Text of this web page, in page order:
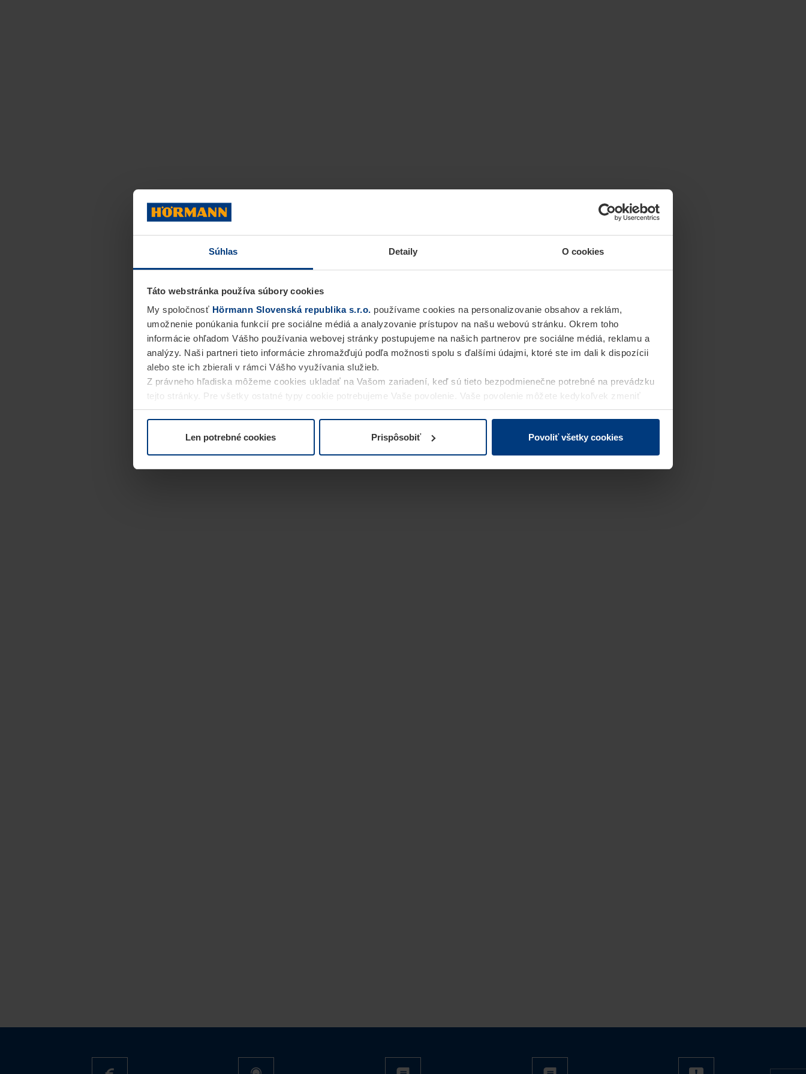
Súhlas Detaily O cookies
Táto webstránka používa súbory cookies
My spoločnosť Hörmann Slovenská republika s.r.o. používame cookies na personalizovanie obsahov a reklám,
umožnenie ponúkania funkcií pre sociálne médiá a analyzovanie prístupov na našu webovú stránku. Okrem toho
informácie ohľadom Vášho používania webovej stránky postupujeme na našich partnerov pre sociálne médiá, reklamu a
analýzy. Naši partneri tieto informácie zhromažďujú podľa možnosti spolu s ďalšími údajmi, ktoré ste im dali k dispozícii
alebo ste ich zbierali v rámci Vášho využívania služieb.
Z právneho hľadiska môžeme cookies ukladať na Vašom zariadení, keď sú tieto bezpodmienečne potrebné na prevádzku
tejto stránky. Pre všetky ostatné typy cookie potrebujeme Vaše povolenie. Vaše povolenie môžete kedykoľvek zmeniť
alebo odvolať vo vysvetlení cookie na stránkeVyhlásenie o ochrane osobných údajovnašej webovej stránky.
Len potrebné cookies Prispôsobiť Povoliť všetky cookies